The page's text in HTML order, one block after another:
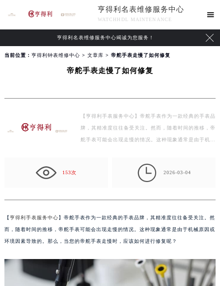
亨得利名表维修服务中心
WATCHHDL MAINTENANCE

亨得利名表维修服务中心竭诚为您服务！ 
当前位置： 亨得利钟表维修中心 > 文章库 > 帝舵手表走慢了如何修复
帝舵手表走慢了如何修复
【亨得利手表服务中心】帝舵手表作为一款经典的手表品
牌，其精准度往往备受关注。然而，随着时间的推移，帝
舵手表可能会出现走慢的情况。这种现象通常是由于机…
153次  2026-03-04
【亨得利手表服务中心】帝舵手表作为一款经典的手表品牌，其精准度往往备受关注。然
而，随着时间的推移，帝舵手表可能会出现走慢的情况。这种现象通常是由于机械原因或
环境因素导致的。那么，当您的帝舵手表走慢时，应该如何进行修复呢？